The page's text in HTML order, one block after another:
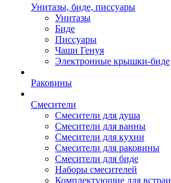
Унитазы, биде, писсуары
Унитазы
Биде
Писсуары
Чаши Генуя
Электронные крышки-биде
Раковины
Смесители
Смесители для душа
Смесители для ванны
Смесители для кухни
Смесители для раковины
Смесители для биде
Наборы смесителей
Комплектующие для